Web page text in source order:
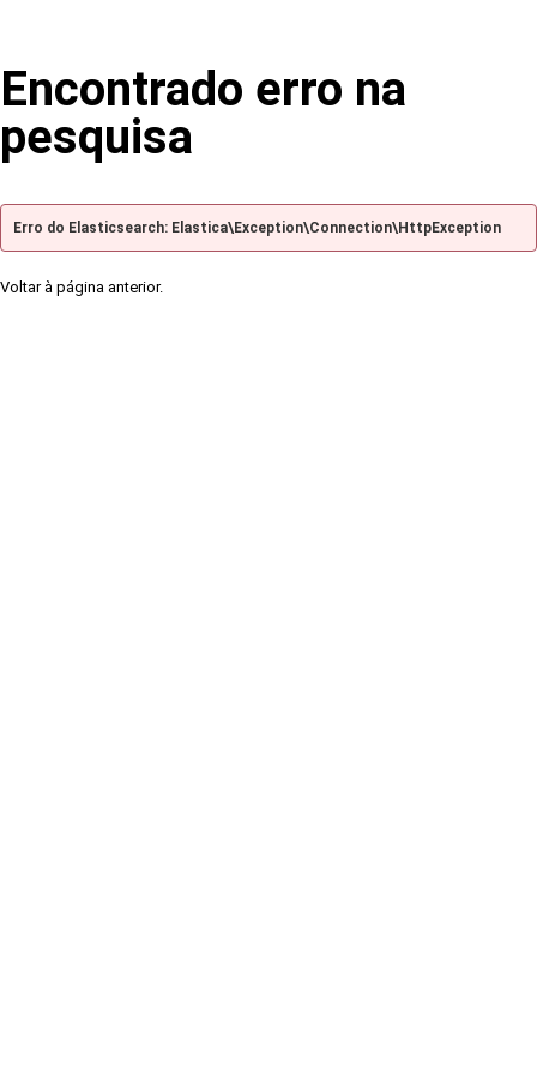
Encontrado erro na
pesquisa
Erro do Elasticsearch: Elastica\Exception\Connection\HttpException
Voltar à página anterior.